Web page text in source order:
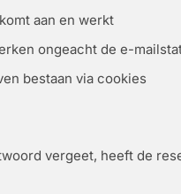
aan en werkt
ongeacht de e-
bestaan via cookies
vergeet, heeft de